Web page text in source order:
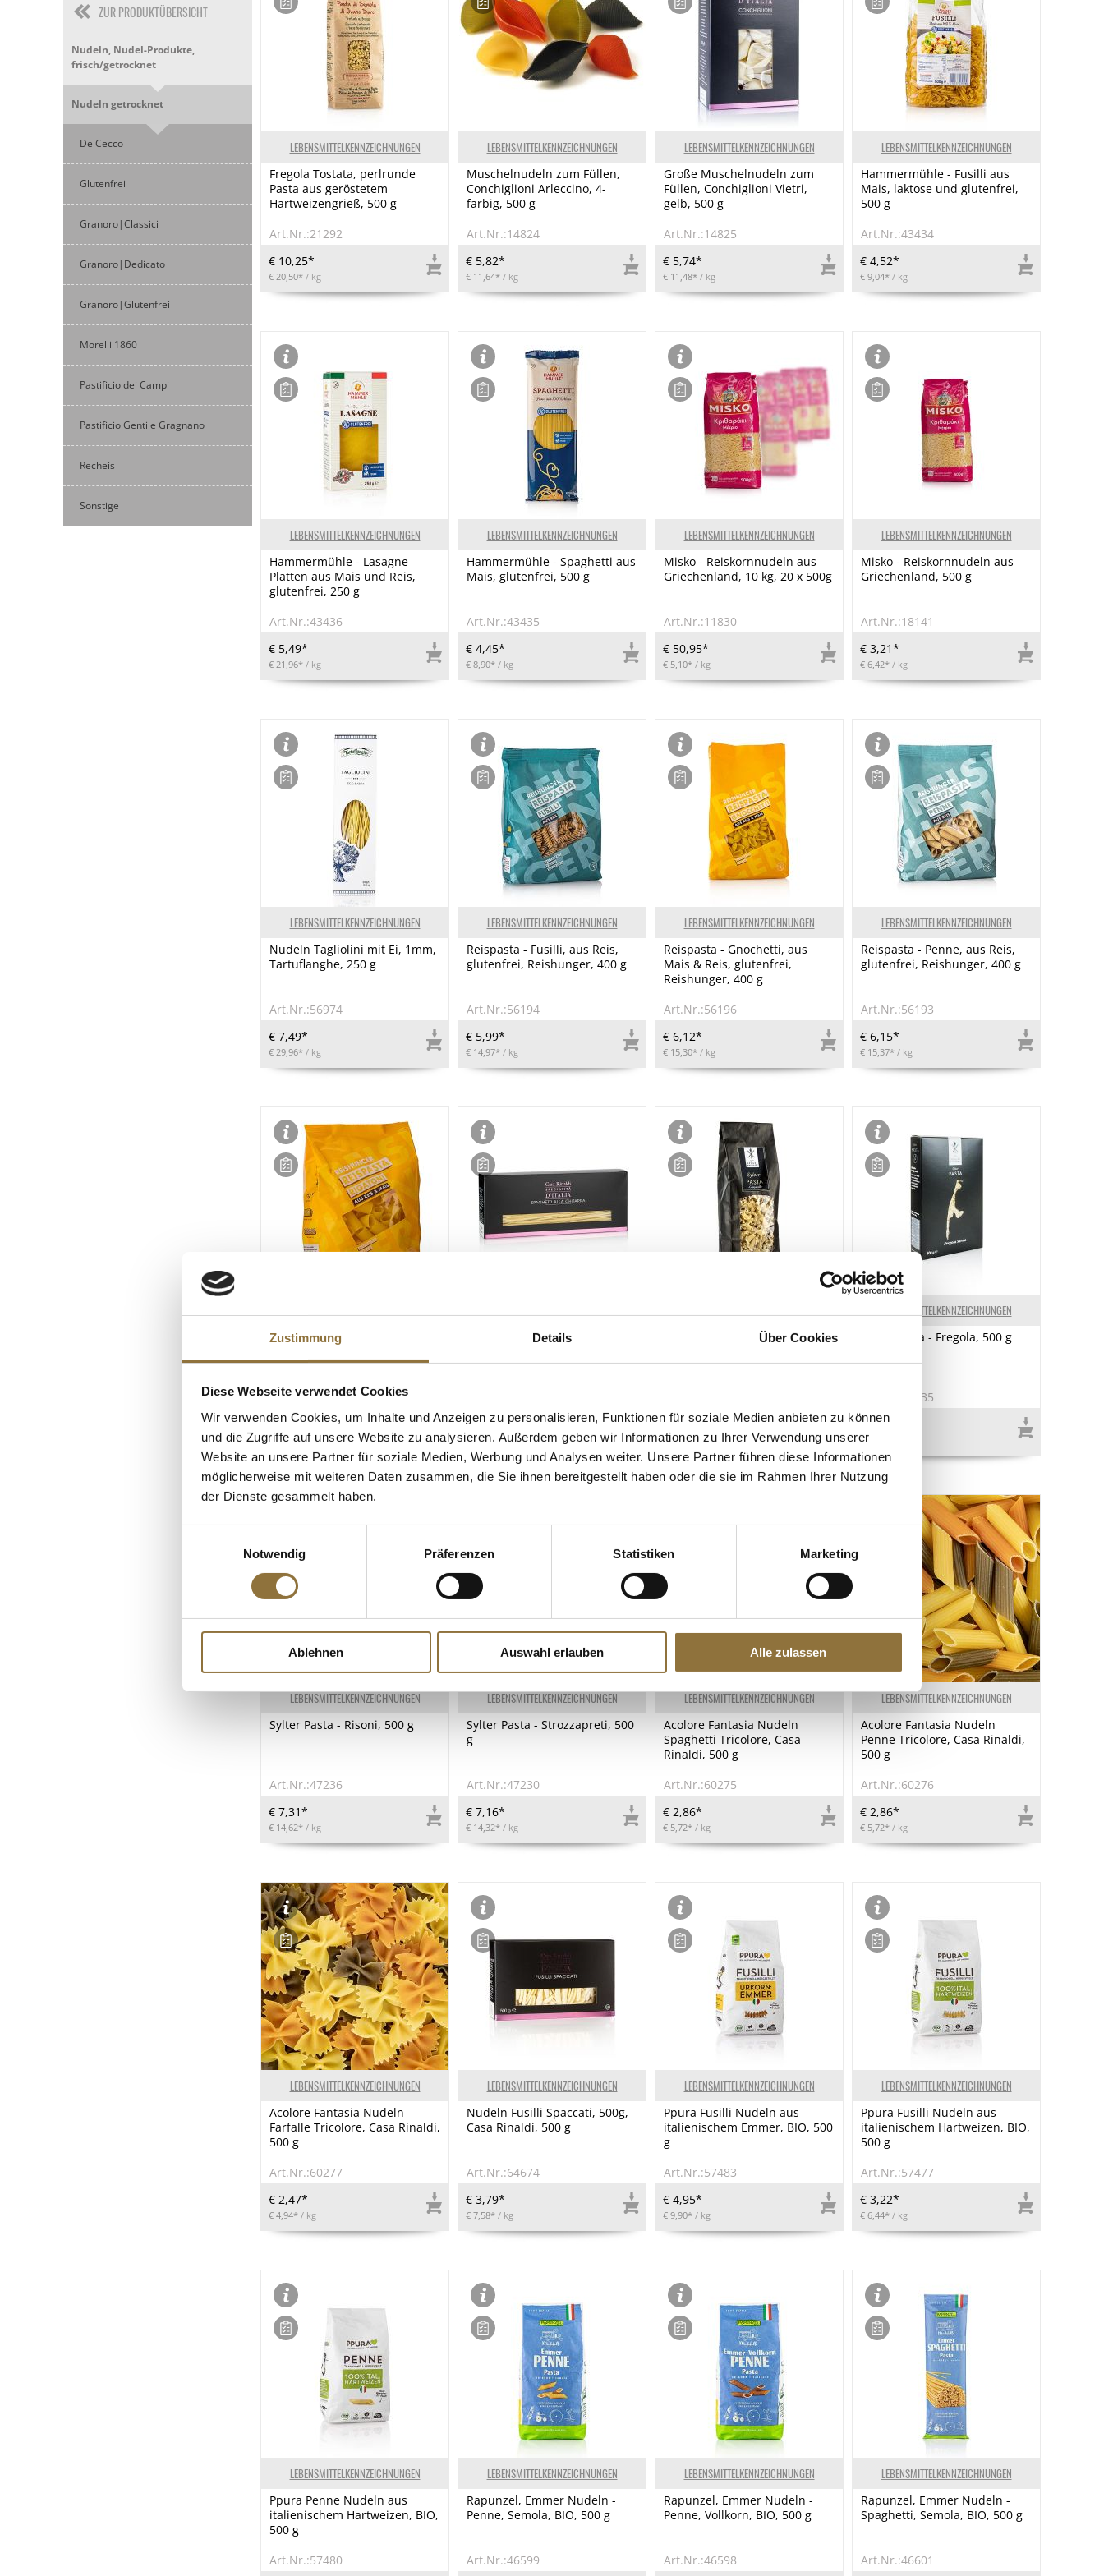
Zustimmung Details Über Cookies
Diese Webseite verwendet Cookies
Wir verwenden Cookies, um Inhalte und Anzeigen zu personalisieren, Funktionen für soziale Medien anbieten zu können
und die Zugriffe auf unsere Website zu analysieren. Außerdem geben wir Informationen zu Ihrer Verwendung unserer
Website an unsere Partner für soziale Medien, Werbung und Analysen weiter. Unsere Partner führen diese Informationen
möglicherweise mit weiteren Daten zusammen, die Sie ihnen bereitgestellt haben oder die sie im Rahmen Ihrer Nutzung
der Dienste gesammelt haben.
Notwendig
Präferenzen Statistiken Marketing
Ablehnen Auswahl erlauben Alle zulassen
ZUR PRODUKTÜBERSICHT
Nudeln, Nudel-Produkte,
frisch/getrocknet
Nudeln getrocknet
De Cecco
Glutenfrei
Granoro|Classici
Granoro|Dedicato
Granoro|Glutenfrei
Morelli 1860
Pastificio dei Campi
Pastificio Gentile Gragnano
Recheis
Sonstige
LEBENSMITTELKENNZEICHNUNGEN
Fregola Tostata, perlrunde
Pasta aus geröstetem
Hartweizengrieß, 500 g
Art.Nr.:21292
€ 10,25*
€ 20,50* / kg
LEBENSMITTELKENNZEICHNUNGEN
Muschelnudeln zum Füllen,
Conchiglioni Arleccino, 4-
farbig, 500 g
Art.Nr.:14824
€ 5,82*
€ 11,64* / kg
LEBENSMITTELKENNZEICHNUNGEN
Große Muschelnudeln zum
Füllen, Conchiglioni Vietri,
gelb, 500 g
Art.Nr.:14825
€ 5,74*
€ 11,48* / kg
LEBENSMITTELKENNZEICHNUNGEN
Hammermühle - Fusilli aus
Mais, laktose und glutenfrei,
500 g
Art.Nr.:43434
€ 4,52*
€ 9,04* / kg
LEBENSMITTELKENNZEICHNUNGEN
Hammermühle - Lasagne
Platten aus Mais und Reis,
glutenfrei, 250 g
Art.Nr.:43436
€ 5,49*
€ 21,96* / kg
LEBENSMITTELKENNZEICHNUNGEN
Hammermühle - Spaghetti aus
Mais, glutenfrei, 500 g
Art.Nr.:43435
€ 4,45*
€ 8,90* / kg
LEBENSMITTELKENNZEICHNUNGEN
Misko - Reiskornnudeln aus
Griechenland, 10 kg, 20 x 500g
Art.Nr.:11830
€ 50,95*
€ 5,10* / kg
LEBENSMITTELKENNZEICHNUNGEN
Misko - Reiskornnudeln aus
Griechenland, 500 g
Art.Nr.:18141
€ 3,21*
€ 6,42* / kg
LEBENSMITTELKENNZEICHNUNGEN
Nudeln Tagliolini mit Ei, 1mm,
Tartuflanghe, 250 g
Art.Nr.:56974
€ 7,49*
€ 29,96* / kg
LEBENSMITTELKENNZEICHNUNGEN
Reispasta - Fusilli, aus Reis,
glutenfrei, Reishunger, 400 g
Art.Nr.:56194
€ 5,99*
€ 14,97* / kg
LEBENSMITTELKENNZEICHNUNGEN
Reispasta - Gnochetti, aus
Mais & Reis, glutenfrei,
Reishunger, 400 g
Art.Nr.:56196
€ 6,12*
€ 15,30* / kg
LEBENSMITTELKENNZEICHNUNGEN
Reispasta - Penne, aus Reis,
glutenfrei, Reishunger, 400 g
Art.Nr.:56193
€ 6,15*
€ 15,37* / kg
Reispasta - Rigatoni, aus Mais
400 g
Art.Nr.:56197
€ 6,12*
€ 15,30*/ kg
Spaghetti alla chitarra, Casa
€ 3,98*
€ 7,96* / kg
Sylter Pasta - Campanelle, 400
€ 7,31*
€ 18,27*/ kg
LEBENSMITTELKENNZEICHNUNGEN
Sylter Pasta - Fregola, 500 g
Art.Nr.:47235
€ 7,31*
€ 14,62*
LEBENSMITTELKENNZEICHNUNGEN
Sylter Pasta - Risoni, 500 g
Art.Nr.:47236
€ 7,31*
€ 14,62* / kg
LEBENSMITTELKENNZEICHNUNGEN
Sylter Pasta - Strozzapreti, 500
g
Art.Nr.:47230
€ 7,16*
€ 14,32* / kg
LEBENSMITTELKENNZEICHNUNGEN
Acolore Fantasia Nudeln
Spaghetti Tricolore, Casa
Rinaldi, 500 g
Art.Nr.:60275
€ 2,86*
€ 5,72* / kg
LEBENSMITTELKENNZEICHNUNGEN
Acolore Fantasia Nudeln
Penne Tricolore, Casa Rinaldi,
500 g
Art.Nr.:60276
€ 2,86*
€ 5,72* / kg
LEBENSMITTELKENNZEICHNUNGEN
Acolore Fantasia Nudeln
Farfalle Tricolore, Casa Rinaldi,
500 g
Art.Nr.:60277
€ 2,47*
€ 4,94* / kg
LEBENSMITTELKENNZEICHNUNGEN
Nudeln Fusilli Spaccati, 500g,
Casa Rinaldi, 500 g
Art.Nr.:64674
€ 3,79*
€ 7,58* / kg
LEBENSMITTELKENNZEICHNUNGEN
Ppura Fusilli Nudeln aus
italienischem Emmer, BIO, 500
g
Art.Nr.:57483
€ 4,95*
€ 9,90* / kg
LEBENSMITTELKENNZEICHNUNGEN
Ppura Fusilli Nudeln aus
italienischem Hartweizen, BIO,
500 g
Art.Nr.:57477
€ 3,22*
€ 6,44* / kg
LEBENSMITTELKENNZEICHNUNGEN
Ppura Penne Nudeln aus
italienischem Hartweizen, BIO,
500 g
Art.Nr.:57480
LEBENSMITTELKENNZEICHNUNGEN
Rapunzel, Emmer Nudeln -
Penne, Semola, BIO, 500 g
Art.Nr.:46599
LEBENSMITTELKENNZEICHNUNGEN
Rapunzel, Emmer Nudeln -
Penne, Vollkorn, BIO, 500 g
Art.Nr.:46598
LEBENSMITTELKENNZEICHNUNGEN
Rapunzel, Emmer Nudeln -
Spaghetti, Semola, BIO, 500 g
Art.Nr.:46601